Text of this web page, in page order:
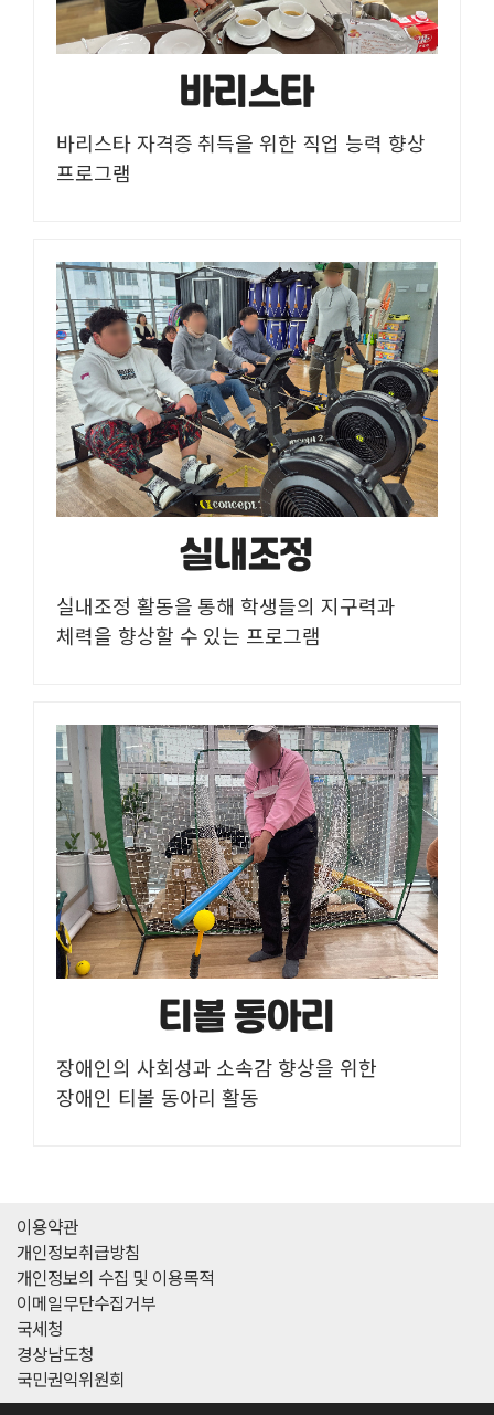
바리스타
바리스타 자격증 취득을 위한 직업 능력 향상
프로그램
실내조정
실내조정 활동을 통해 학생들의 지구력과
체력을 향상할 수 있는 프로그램
티볼 동아리
장애인의 사회성과 소속감 향상을 위한
장애인 티볼 동아리 활동
이용약관
개인정보취급방침
개인정보의 수집 및 이용목적
이메일무단수집거부
국세청
경상남도청
국민권익위원회